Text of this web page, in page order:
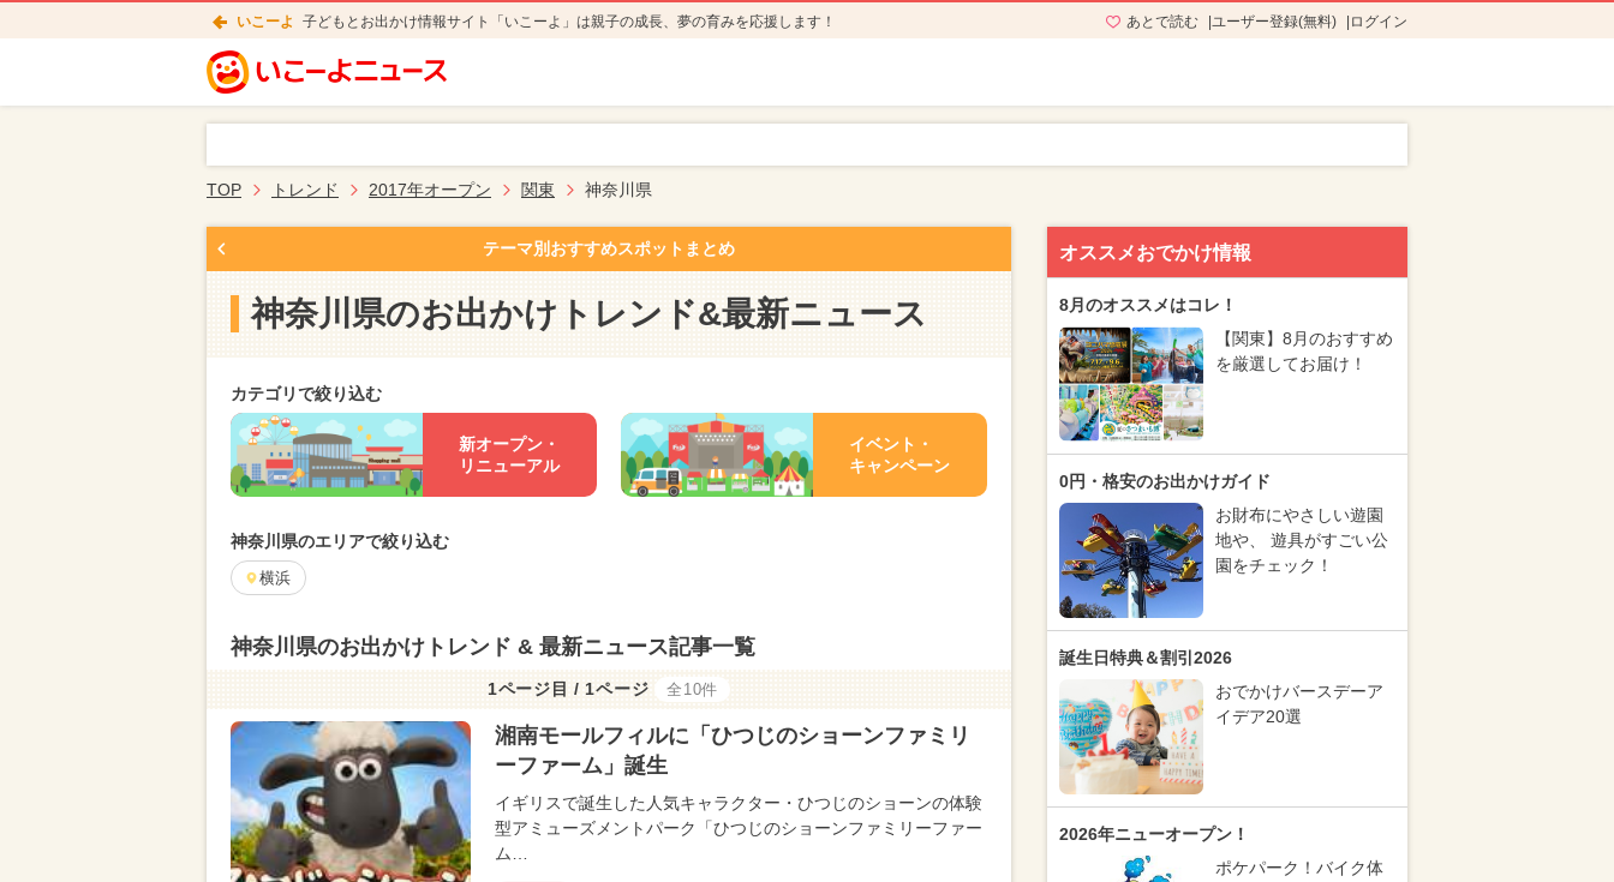
いこーよ 子どもとお出かけ情報サイト「いこーよ」は親子の成長、夢の育みを応援します！ あとで読む ユーザー登録(無料) ログイン
TOP トレンド 2017年オープン 関東 神奈川県
テーマ別おすすめスポットまとめ
神奈川県のお出かけトレンド&最新ニュース
カテゴリで絞り込む
新オープン・
リニューアル
イベント・
キャンペーン
神奈川県のエリアで絞り込む
横浜
神奈川県のお出かけトレンド & 最新ニュース記事一覧
1ページ目 / 1ページ 全10件
湘南モールフィルに「ひつじのショーンファミリ
ーファーム」誕生
イギリスで誕生した人気キャラクター・ひつじのショーンの体験
型アミューズメントパーク「ひつじのショーンファミリーファー
ム…
オススメおでかけ情報
8月のオススメはコレ！
【関東】8月のおすすめ
を厳選してお届け！
0円・格安のお出かけガイド
お財布にやさしい遊園
地や、 遊具がすごい公
園をチェック！
誕生日特典＆割引2026
おでかけバースデーア
イデア20選
2026年ニューオープン！
ポケパーク！バイク体